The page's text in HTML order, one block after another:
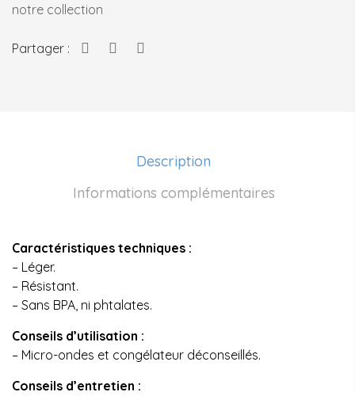
notre collection
Partager :
Description
Informations complémentaires
Caractéristiques techniques :
– Léger.
– Résistant.
– Sans BPA, ni phtalates.
Conseils d’utilisation :
– Micro-ondes et congélateur déconseillés.
Conseils d’entretien :